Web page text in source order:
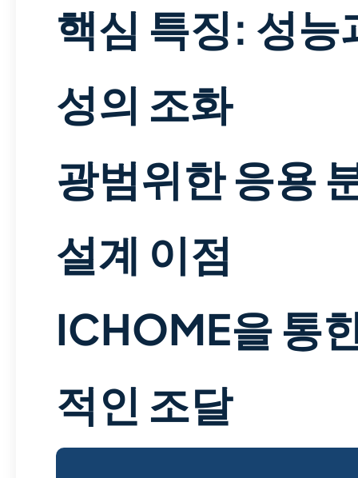
핵심 특징: 성능
성의 조화
광범위한 응용
설계 이점
ICHOME을 통
적인 조달